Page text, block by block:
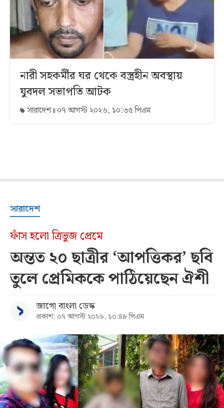
নারী সহকর্মীর ঘর থেকে বস্ত্রহীন অবস্থায়
যুবদল সভাপতি আটক
সারাদেশ ০৭ আগস্ট ২০২৬, ১০:৩৫ পিএম
সারাদেশ
ফাঁস হলো ত্রিভুজ প্রেমে
অন্তত ২০ ছাত্রীর ‘আপত্তিকর’ ছবি
তুলে প্রেমিককে পাঠিয়েছেন ঐশী
জাগো বাংলা ডেস্ক
প্রকাশ: ০৭ আগস্ট ২০২৬, ১০:৪৯ পিএম